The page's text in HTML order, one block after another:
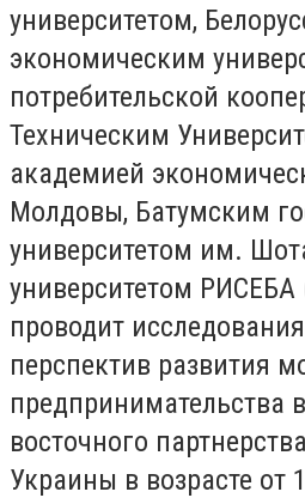
университетом,
экономическим
потребительской
Техническим
академией
Молдовы, Батумским
университетом им.
университетом РИСЕБА
проводит
перспектив развития
предпринимательства
восточного
Украины в возрасте от